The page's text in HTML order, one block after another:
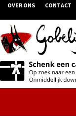
OVER ONS CONTACT